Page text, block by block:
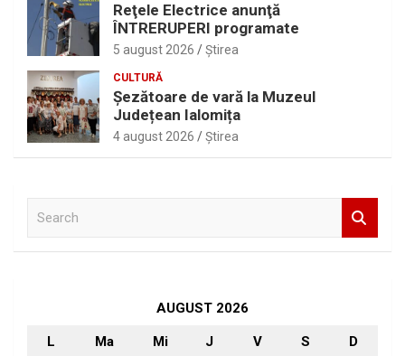
Reţele Electrice anunţă
ÎNTRERUPERI programate
5 august 2026 Ştirea
CULTURĂ
Șezătoare de vară la Muzeul
Județean Ialomița
4 august 2026 Ştirea
AUGUST 2026
L Ma Mi J V S D